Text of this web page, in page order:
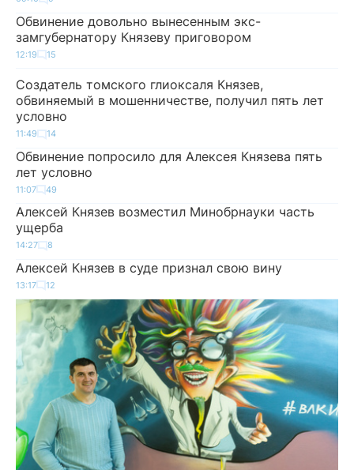
Обвинение довольно вынесенным экс-
замгубернатору Князеву приговором
12:19 15
Создатель томского глиоксаля Князев,
обвиняемый в мошенничестве, получил пять лет
условно
11:49 14
Обвинение попросило для Алексея Князева пять
лет условно
11:07 49
Алексей Князев возместил Минобрнауки часть
ущерба
14:27 8
Алексей Князев в суде признал свою вину
13:17 12